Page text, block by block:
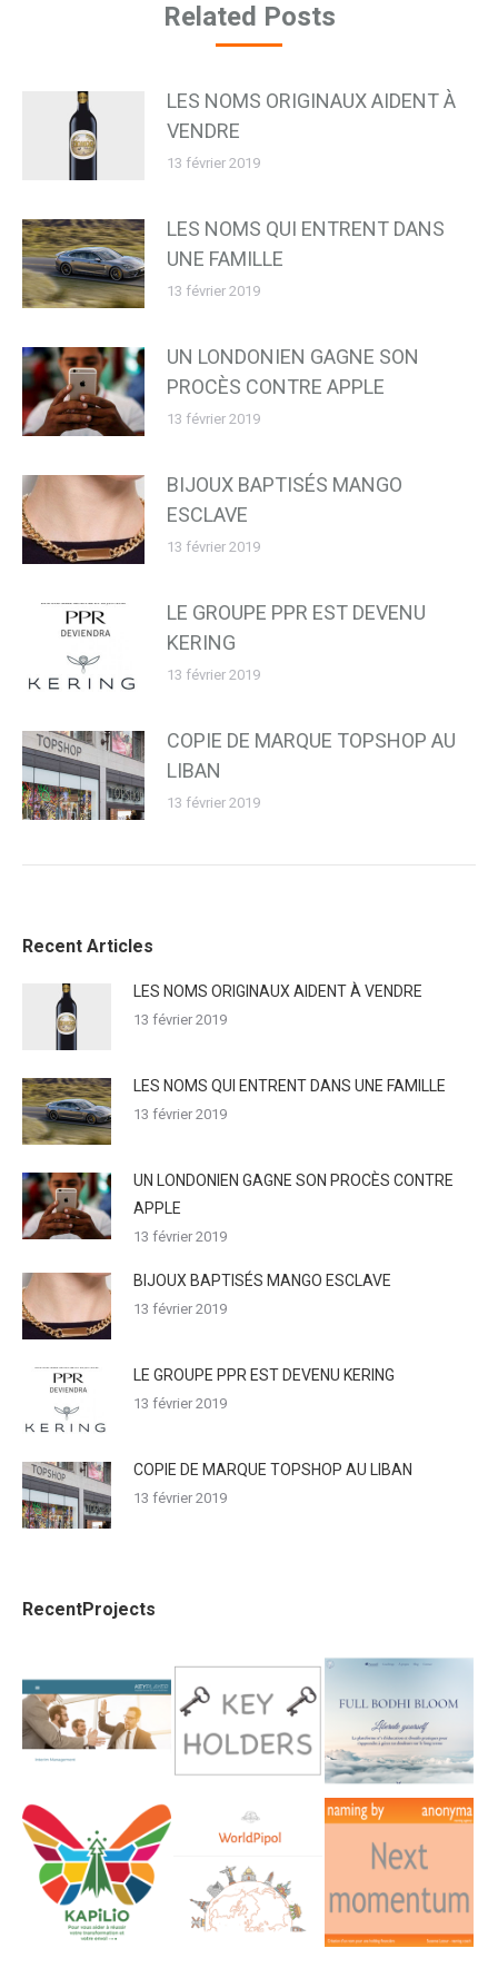
Related Posts
LES NOMS ORIGINAUX AIDENT À
VENDRE
13 février 2019
LES NOMS QUI ENTRENT DANS
UNE FAMILLE
13 février 2019
UN LONDONIEN GAGNE SON
PROCÈS CONTRE APPLE
13 février 2019
BIJOUX BAPTISÉS MANGO
ESCLAVE
13 février 2019
LE GROUPE PPR EST DEVENU
KERING
13 février 2019
COPIE DE MARQUE TOPSHOP AU
LIBAN
13 février 2019
Recent Articles
LES NOMS ORIGINAUX AIDENT À VENDRE
13 février 2019
LES NOMS QUI ENTRENT DANS UNE FAMILLE
13 février 2019
UN LONDONIEN GAGNE SON PROCÈS CONTRE
APPLE
13 février 2019
BIJOUX BAPTISÉS MANGO ESCLAVE
13 février 2019
LE GROUPE PPR EST DEVENU KERING
13 février 2019
COPIE DE MARQUE TOPSHOP AU LIBAN
13 février 2019
RecentProjects